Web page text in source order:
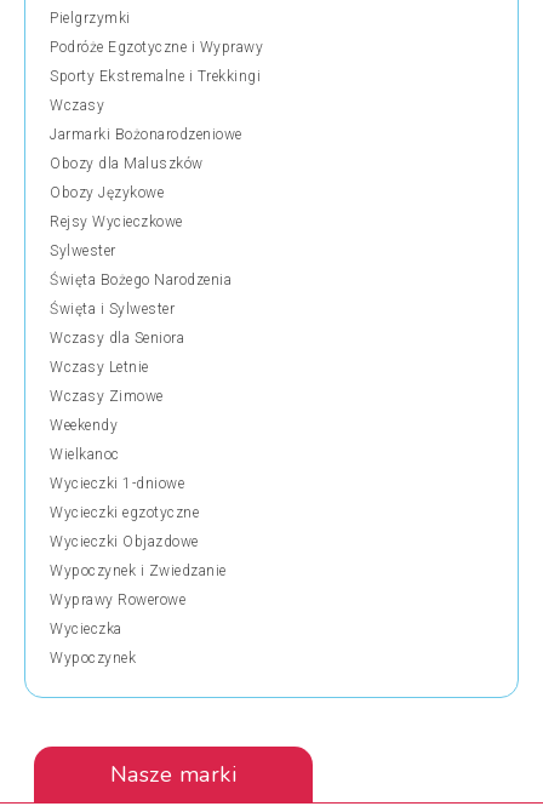
Pielgrzymki
Podróże Egzotyczne i Wyprawy
Sporty Ekstremalne i Trekkingi
Wczasy
Jarmarki Bożonarodzeniowe
Obozy dla Maluszków
Obozy Językowe
Rejsy Wycieczkowe
Sylwester
Święta Bożego Narodzenia
Święta i Sylwester
Wczasy dla Seniora
Wczasy Letnie
Wczasy Zimowe
Weekendy
Wielkanoc
Wycieczki 1-dniowe
Wycieczki egzotyczne
Wycieczki Objazdowe
Wypoczynek i Zwiedzanie
Wyprawy Rowerowe
Wycieczka
Wypoczynek
Nasze marki